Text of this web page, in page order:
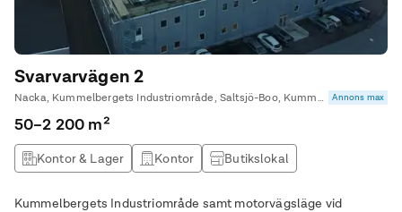
Svarvarvägen 2
Nacka, Kummelbergets Industriområde, Saltsjö-Boo, Kummelnäs • Unihome AB Annons max
50–2 200 m²
Kontor & Lager Kontor
Butikslokal
Kummelbergets Industriområde samt motorvägsläge vid